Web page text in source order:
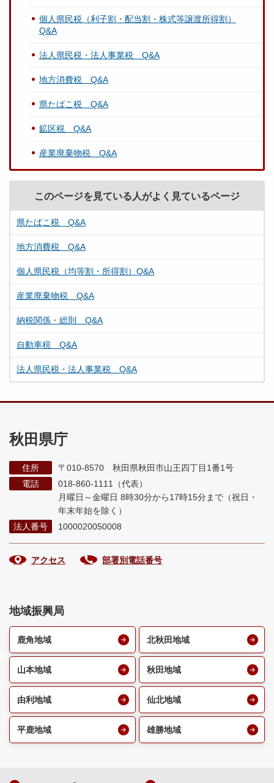
個人県民税（利子割・配当割・株式等譲渡所得割）
Q&A
法人県民税・法人事業税 Q&A
地方消費税 Q&A
県たばこ税 Q&A
鉱区税 Q&A
産業廃棄物税 Q&A
このページを見ている人がよく見ているページ
県たばこ税 Q&A
地方消費税 Q&A
個人県民税（均等割・所得割）Q&A
産業廃棄物税 Q&A
納税関係・総則 Q&A
自動車税 Q&A
法人県民税・法人事業税 Q&A
秋田県庁
住所
〒010-8570 秋田県秋田市山王四丁目1番1号
電話
018-860-1111（代表）
月曜日～金曜日 8時30分から17時15分まで （祝日・
年末年始を除く）
法人番号
1000020050008
アクセス 部署別電話番号
地域振興局
鹿角地域 北秋田地域
山本地域 秋田地域
由利地域 仙北地域
平鹿地域 雄勝地域